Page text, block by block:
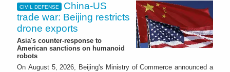
CIVIL DEFENSE
China-US
trade war: Beijing restricts
drone exports
Asia's counter-response to
American sanctions on humanoid
robots
On August 5, 2026, Beijing's Ministry of Commerce announced a